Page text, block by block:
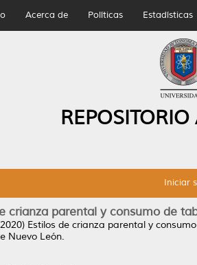
Acerca de Políticas Estadísticas
Iniciar
crianza parental y consumo de
Estilos de crianza parental y
Nuevo León.